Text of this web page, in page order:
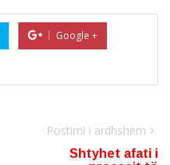
Google +
Postimi i ardhshëm
Shtyhet afati i